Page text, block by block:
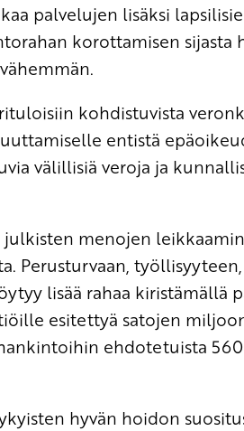
palvelujen lisäksi
korottamisen sijasta
kohdistuvista
entistä
välillisiä veroja ja
menojen
Perusturvaan,
lisää rahaa kiristämällä
esitettyä satojen
ehdotetuista
hyvän hoidon